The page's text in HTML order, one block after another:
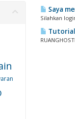
Saya
Silahkan
Tutorial